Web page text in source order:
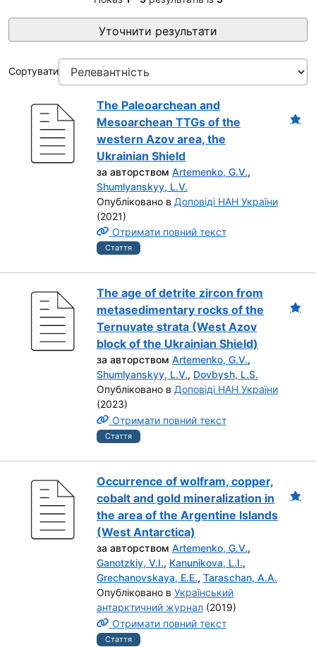
Уточнити результати
Сортувати
The Paleoarchean and
Mesoarchean TTGs of the
western Azov area, the
Ukrainian Shield
за авторством Artemenko, G.V.,
Shumlyanskyy, L.V.
Опубліковано в Доповіді НАН України
(2021)
Отримати повний текст
Стаття
The age of detrite zircon from
metasedimentary rocks of the
Ternuvate strata (West Azov
block of the Ukrainian Shield)
за авторством Artemenko, G.V.,
Shumlyanskyy, L.V., Dovbysh, L.S.
Опубліковано в Доповіді НАН України
(2023)
Отримати повний текст
Стаття
Occurrence of wolfram, copper,
cobalt and gold mineralization in
the area of the Argentine Islands
(West Antarctica)
за авторством Artemenko, G.V.,
Ganotzkiy, V.I., Kanunikova, L.I.,
Grechanovskaya, E.E., Taraschan, A.A.
Опубліковано в Український
антарктичний журнал (2019)
Отримати повний текст
Стаття